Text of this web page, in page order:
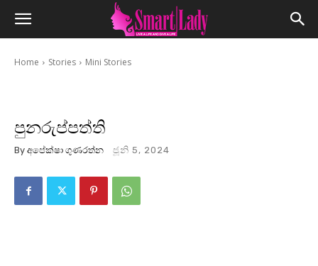
Home Stories Mini Stories
පුනරුප්පත්ති
By අපේක්ෂා ගුණරත්න ජූනි 5, 2024